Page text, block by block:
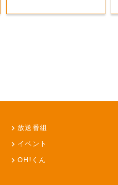
放送番組
イベント
OH!くん